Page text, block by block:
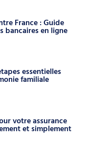
France : Guide
bancaires en ligne
essentielles
familiale
votre assurance
et simplement